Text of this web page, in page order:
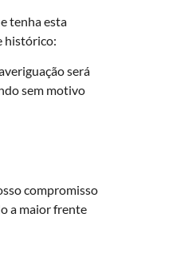
tenha esta
histórico:
será
sem motivo
compromisso
a maior frente